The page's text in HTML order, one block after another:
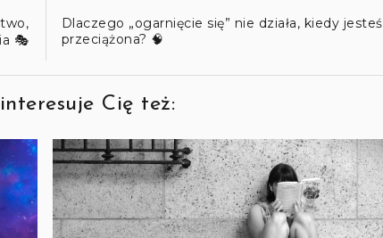
🎭
Dlaczego „ogarnięcie się” nie działa, kiedy jesteś
przeciążona? 🧠
Cię też: